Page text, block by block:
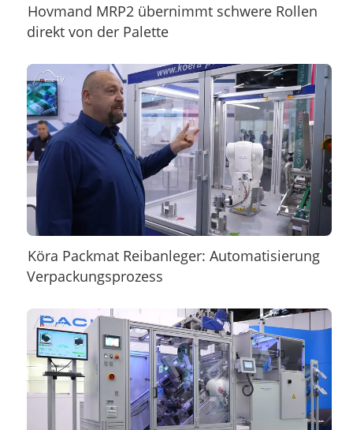
Hovmand MRP2 übernimmt schwere Rollen
direkt von der Palette
Köra Packmat Reibanleger: Automatisierung
Verpackungsprozess